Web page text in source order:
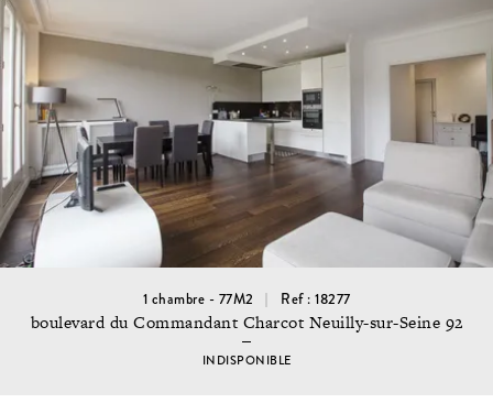
1 chambre - 77M2 Ref : 18277
boulevard du Commandant Charcot Neuilly-sur-Seine 92
INDISPONIBLE